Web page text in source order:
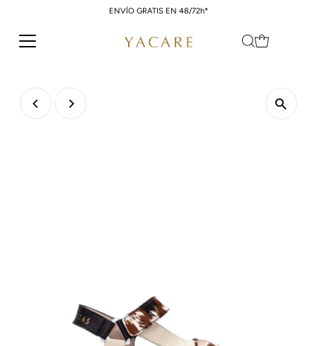
Ir directamente al contenido
ENVÍO GRATIS EN 48/72h*